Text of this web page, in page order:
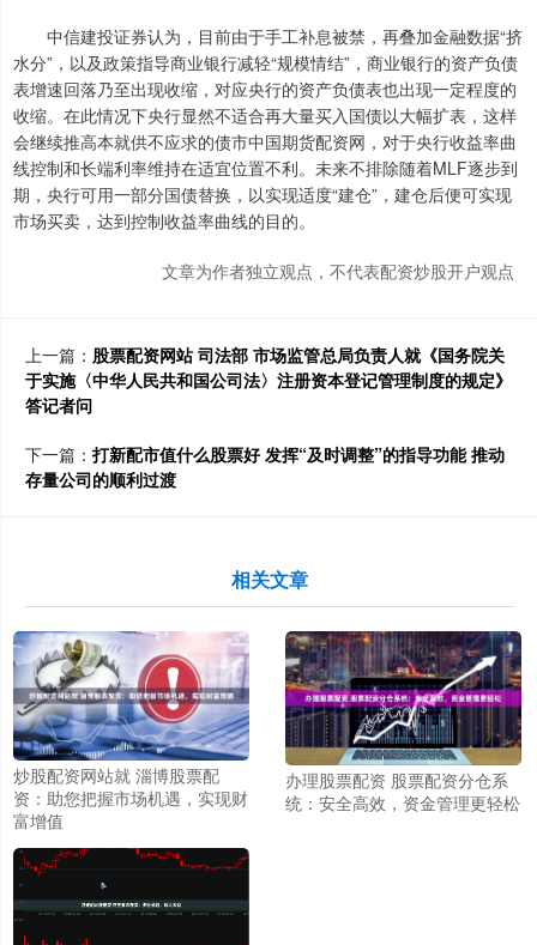
中信建投证券认为，目前由于手工补息被禁，再叠加金融数据“挤
水分”，以及政策指导商业银行减轻“规模情结”，商业银行的资产负债
表增速回落乃至出现收缩，对应央行的资产负债表也出现一定程度的
收缩。在此情况下央行显然不适合再大量买入国债以大幅扩表，这样
会继续推高本就供不应求的债市中国期货配资网，对于央行收益率曲
线控制和长端利率维持在适宜位置不利。未来不排除随着MLF逐步到
期，央行可用一部分国债替换，以实现适度“建仓”，建仓后便可实现
市场买卖，达到控制收益率曲线的目的。
文章为作者独立观点，不代表配资炒股开户观点
上一篇： 股票配资网站 司法部 市场监管总局负责人就《国务院关
于实施〈中华人民共和国公司法〉注册资本登记管理制度的规定》
答记者问
下一篇： 打新配市值什么股票好 发挥“及时调整”的指导功能 推动
存量公司的顺利过渡
相关文章
炒股配资网站就 淄博股票配
资：助您把握市场机遇，实现财
富增值
办理股票配资 股票配资分仓系
统：安全高效，资金管理更轻松